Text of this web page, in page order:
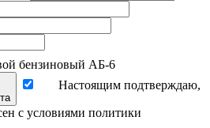
бензиновый АБ-6
Настоящим подтверждаю,
с условиями политики